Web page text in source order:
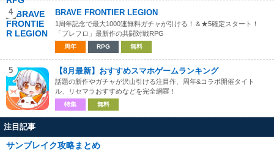
4 BRAVE FRONTIER LEGION
1周年記念で最大1000連無料ガチャが引ける！＆★5確定スタート！
「ブレフロ」最新作の共闘対戦RPG
周年 RPG 無料
5 【8月最新】おすすめスマホゲームランキング
話題の新作やガチャが沢山引ける注目作、周年&コラボ開催タイト
ル、リセマラおすすめなどを完全網羅！
特集 無料
注目記事
サンブレイク攻略まとめ